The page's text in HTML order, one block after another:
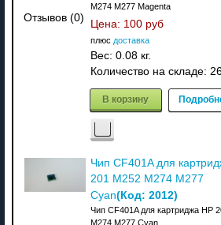
Отзывов (0)
M274 M277 Magenta
Цена: 100 руб
плюс доставка
Вес: 0.08 кг.
Количество на складе:
В корзину
Чип CF401A для
201 M252 M274 M277
Cyan(Код: 2012)
Чип CF401A для картриджа HP
M274 M277 Cyan